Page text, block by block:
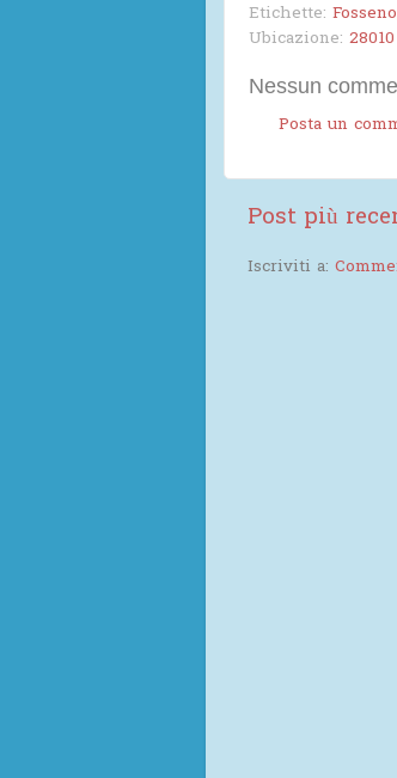
Etichette: Fosseno
Ubicazione:
Nessun
Posta un
Post più
Iscriviti a: